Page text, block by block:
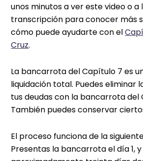
unos minutos a ver este video o a
transcripción para conocer más
cómo puede ayudarte con el
Cruz.
La bancarrota del Capítulo 7 es
liquidación total. Puedes eliminar
tus deudas con la bancarrota del
También puedes conservar
El proceso funciona de la
Presentas la bancarrota el día 1, y